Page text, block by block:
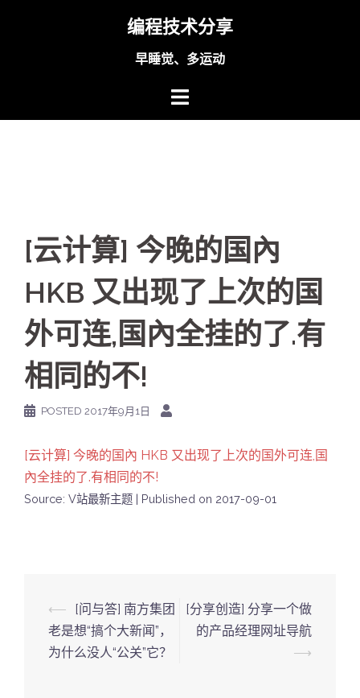
编程技术分享
早睡觉、多运动
[云计算] 今晚的国內
HKB 又出现了上次的国
外可连,国內全挂的了.有
相同的不!
POSTED 2017年9月1日
[云计算] 今晚的国內 HKB 又出现了上次的国外可连,国
內全挂的了.有相同的不!
Source: V站最新主题 Published on 2017-09-01
Post
navigation
⟵
[问与答] 南方集团
老是想“搞个大新闻”，
为什么没人“公关”它？
[分享创造] 分享一个做
的产品经理网址导航
⟶